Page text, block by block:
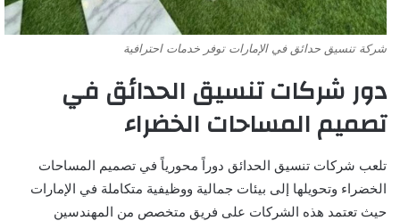
شركة تنسيق حدائق في الإمارات توفر خدمات احترافية
دور شركات تنسيق الحدائق في
تصميم المساحات الخضراء
تلعب شركات تنسيق الحدائق دوراً محورياً في تصميم المساحات
الخضراء وتحويلها إلى بيئات جمالية ووظيفية متكاملة في الإمارات
حيث تعتمد هذه الشركات على فريق متخصص من المهندسين